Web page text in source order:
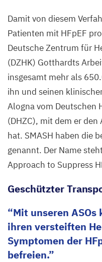
Damit von diesem
Patienten mit HFpEF
Deutsche Zentrum für
(DZHK) Gotthardts
insgesamt mehr als 650.
ihn und seinen
Alogna vom Deutschen
(DHZC), mit dem er den
hat. SMASH haben die
genannt. Der Name
Approach to Suppress
Geschützter
Mit unseren
ihren versteiften
Symptomen der
befreien.